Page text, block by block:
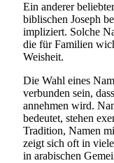
Ein anderer
biblischen Joseph
impliziert. Solche
die für Familien
Weisheit.
Die Wahl eines
verbunden sein,
annehmen wird.
bedeutet, stehen
Tradition, Namen
zeigt sich oft in
in arabischen